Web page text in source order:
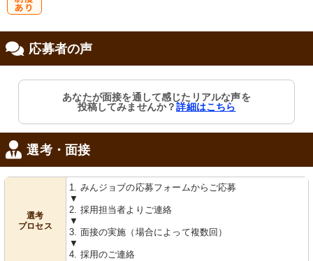
応募者の声
あなたが面接を通して感じたリアルな声を
投稿してみませんか？詳細はこちら
選考・面接
選考
プロセス
1. みんジョブの応募フォームからご応募
▼
2. 採用担当者よりご連絡
▼
3. 面接の実施（場合によって複数回）
▼
4. 採用のご連絡